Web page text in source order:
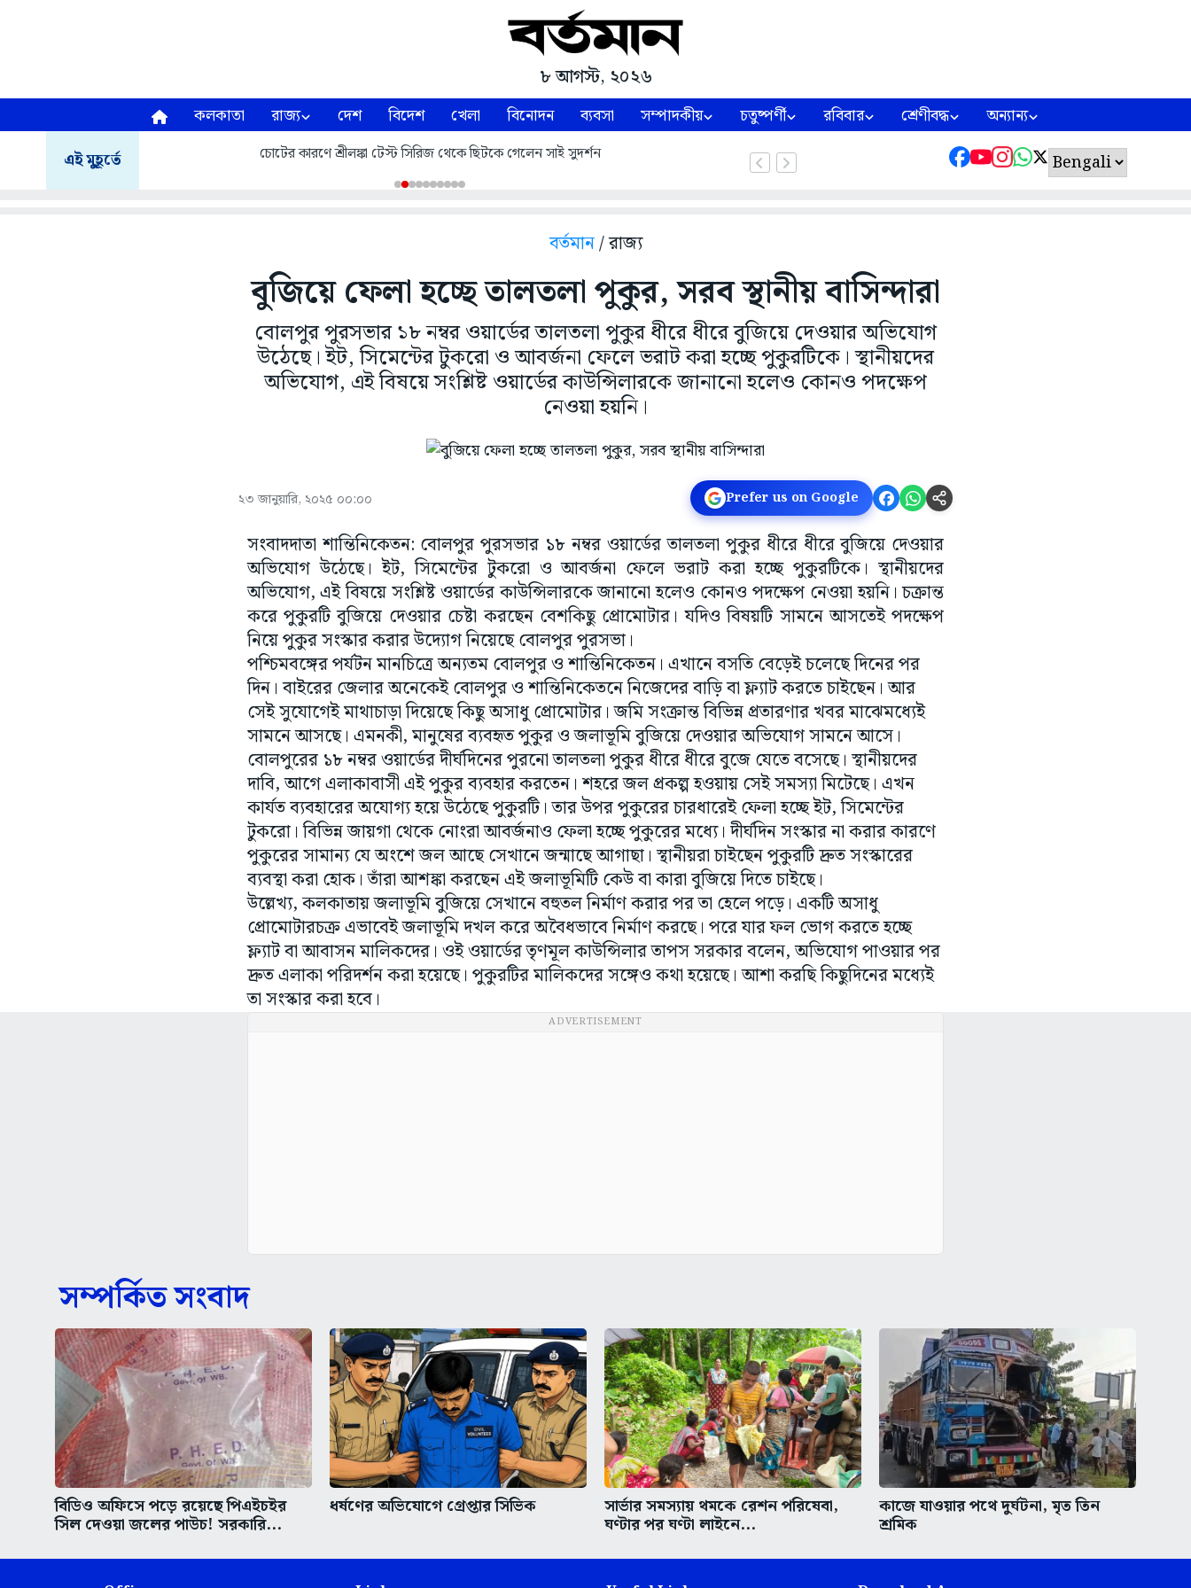
৮ আগস্ট, ২০২৬
কলকাতা রাজ্য দেশ বিদেশ খেলা বিনোদন ব্যবসা সম্পাদকীয় চতুষ্পর্ণী রবিবার শ্রেণীবদ্ধ অন্যান্য
এই মুহূর্তে চোটের কারণে শ্রীলঙ্কা টেস্ট সিরিজ থেকে ছিটকে গেলেন সাই সুদর্শন
বর্তমান/ রাজ্য
বুজিয়ে ফেলা হচ্ছে তালতলা পুকুর, সরব স্থানীয় বাসিন্দারা
বোলপুর পুরসভার ১৮ নম্বর ওয়ার্ডের তালতলা পুকুর ধীরে ধীরে বুজিয়ে দেওয়ার অভিযোগ
উঠেছে। ইট, সিমেন্টের টুকরো ও আবর্জনা ফেলে ভরাট করা হচ্ছে পুকুরটিকে। স্থানীয়দের
অভিযোগ, এই বিষয়ে সংশ্লিষ্ট ওয়ার্ডের কাউন্সিলারকে জানানো হলেও কোনও পদক্ষেপ
নেওয়া হয়নি।
২৩ জানুয়ারি, ২০২৫ ০০:০০ Prefer us on Google
সংবাদদাতা শান্তিনিকেতন: বোলপুর পুরসভার ১৮ নম্বর ওয়ার্ডের তালতলা পুকুর ধীরে ধীরে বুজিয়ে দেওয়ার
অভিযোগ উঠেছে। ইট, সিমেন্টের টুকরো ও আবর্জনা ফেলে ভরাট করা হচ্ছে পুকুরটিকে। স্থানীয়দের
অভিযোগ, এই বিষয়ে সংশ্লিষ্ট ওয়ার্ডের কাউন্সিলারকে জানানো হলেও কোনও পদক্ষেপ নেওয়া হয়নি। চক্রান্ত
করে পুকুরটি বুজিয়ে দেওয়ার চেষ্টা করছেন বেশকিছু প্রোমোটার। যদিও বিষয়টি সামনে আসতেই পদক্ষেপ
নিয়ে পুকুর সংস্কার করার উদ্যোগ নিয়েছে বোলপুর পুরসভা।
পশ্চিমবঙ্গের পর্যটন মানচিত্রে অন্যতম বোলপুর ও শান্তিনিকেতন। এখানে বসতি বেড়েই চলেছে দিনের পর
দিন। বাইরের জেলার অনেকেই বোলপুর ও শান্তিনিকেতনে নিজেদের বাড়ি বা ফ্ল্যাট করতে চাইছেন। আর
সেই সুযোগেই মাথাচাড়া দিয়েছে কিছু অসাধু প্রোমোটার। জমি সংক্রান্ত বিভিন্ন প্রতারণার খবর মাঝেমধ্যেই
সামনে আসছে। এমনকী, মানুষের ব্যবহৃত পুকুর ও জলাভূমি বুজিয়ে দেওয়ার অভিযোগ সামনে আসে।
বোলপুরের ১৮ নম্বর ওয়ার্ডের দীর্ঘদিনের পুরনো তালতলা পুকুর ধীরে ধীরে বুজে যেতে বসেছে। স্থানীয়দের
দাবি, আগে এলাকাবাসী এই পুকুর ব্যবহার করতেন। শহরে জল প্রকল্প হওয়ায় সেই সমস্যা মিটেছে। এখন
কার্যত ব্যবহারের অযোগ্য হয়ে উঠেছে পুকুরটি। তার উপর পুকুরের চারধারেই ফেলা হচ্ছে ইট, সিমেন্টের
টুকরো। বিভিন্ন জায়গা থেকে নোংরা আবর্জনাও ফেলা হচ্ছে পুকুরের মধ্যে। দীর্ঘদিন সংস্কার না করার কারণে
পুকুরের সামান্য যে অংশে জল আছে সেখানে জন্মাছে আগাছা। স্থানীয়রা চাইছেন পুকুরটি দ্রুত সংস্কারের
ব্যবস্থা করা হোক। তাঁরা আশঙ্কা করছেন এই জলাভূমিটি কেউ বা কারা বুজিয়ে দিতে চাইছে।
উল্লেখ্য, কলকাতায় জলাভূমি বুজিয়ে সেখানে বহুতল নির্মাণ করার পর তা হেলে পড়ে। একটি অসাধু
প্রোমোটারচক্র এভাবেই জলাভূমি দখল করে অবৈধভাবে নির্মাণ করছে। পরে যার ফল ভোগ করতে হচ্ছে
ফ্ল্যাট বা আবাসন মালিকদের। ওই ওয়ার্ডের তৃণমূল কাউন্সিলার তাপস সরকার বলেন, অভিযোগ পাওয়ার পর
দ্রুত এলাকা পরিদর্শন করা হয়েছে। পুকুরটির মালিকদের সঙ্গেও কথা হয়েছে। আশা করছি কিছুদিনের মধ্যেই
তা সংস্কার করা হবে।
ADVERTISEMENT
সম্পর্কিত সংবাদ
বিডিও অফিসে পড়ে রয়েছে পিএইচইর
সিল দেওয়া জলের পাউচ! সরকারি...
ধর্ষণের অভিযোগে গ্রেপ্তার সিভিক সার্ভার সমস্যায় থমকে রেশন পরিষেবা,
ঘণ্টার পর ঘণ্টা লাইনে...
কাজে যাওয়ার পথে দুর্ঘটনা, মৃত তিন
শ্রমিক